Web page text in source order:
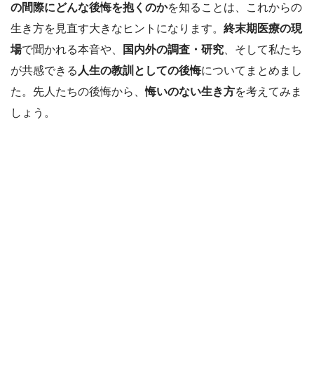
の間際にどんな後悔を抱くのかを知ることは、これからの
生き方を見直す大きなヒントになります。 終末期医療の現
場で聞かれる本音や、 国内外の調査・研究 、そして私たち
が共感できる 人生の教訓としての後悔についてまとめまし
た。先人たちの後悔から、悔いのない生き方を考えてみま
しょう。